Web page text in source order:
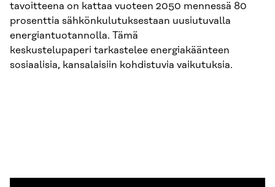
tavoitteena on kattaa vuoteen 2050 mennessä 80
prosenttia sähkönkulutuksestaan uusiutuvalla
energiantuotannolla. Tämä
keskustelupaperi tarkastelee energiakäänteen
sosiaalisia, kansalaisiin kohdistuvia vaikutuksia.